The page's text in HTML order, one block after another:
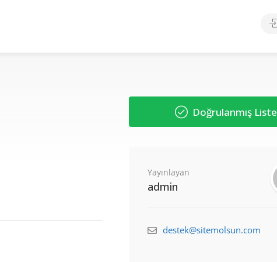
Doğrulanmış Liste
Yayınlayan
admin
destek@sitemolsun.com